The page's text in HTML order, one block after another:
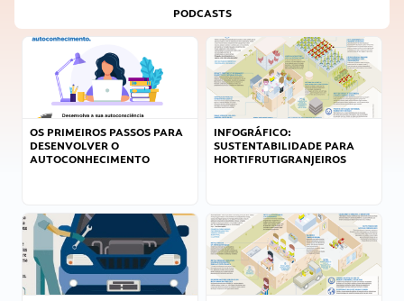
PODCASTS
OS PRIMEIROS PASSOS PARA
DESENVOLVER O
AUTOCONHECIMENTO
INFOGRÁFICO:
SUSTENTABILIDADE PARA
HORTIFRUTIGRANJEIROS